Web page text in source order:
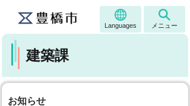
Languages メニュー
建築課
お知らせ